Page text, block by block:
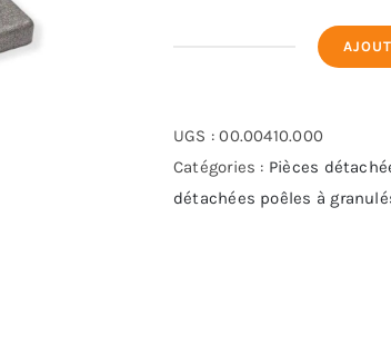
UGS :00.00410.000
Catégories : Pièces
détachées poêles à